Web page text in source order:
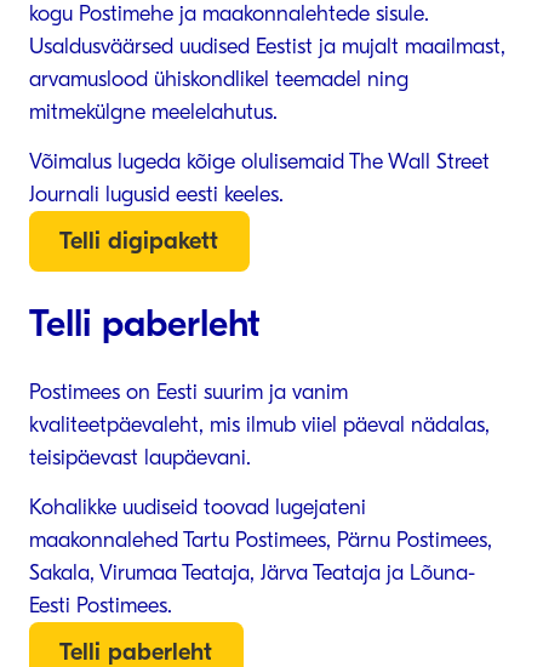
kogu Postimehe ja maakonnalehtede sisule.
Usaldusväärsed uudised Eestist ja mujalt maailmast,
arvamuslood ühiskondlikel teemadel ning
mitmekülgne meelelahutus.
Võimalus lugeda kõige olulisemaid The Wall Street
Journali lugusid eesti keeles.
Telli digipakett
Telli paberleht
Postimees on Eesti suurim ja vanim
kvaliteetpäevaleht, mis ilmub viiel päeval nädalas,
teisipäevast laupäevani.
Kohalikke uudiseid toovad lugejateni
maakonnalehed Tartu Postimees, Pärnu Postimees,
Sakala, Virumaa Teataja, Järva Teataja ja Lõuna-
Eesti Postimees.
Telli paberleht